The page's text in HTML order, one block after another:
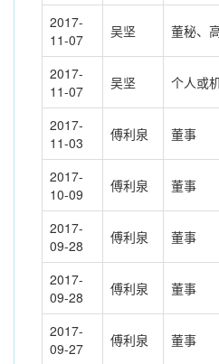
2017-
11-07
吴坚 董秘、
2017-
11-07
吴坚 个人或
2017-
11-03
傅利泉 董事
2017-
10-09
傅利泉 董事
2017-
09-28
傅利泉 董事
2017-
09-28
傅利泉 董事
2017-
09-27
傅利泉 董事